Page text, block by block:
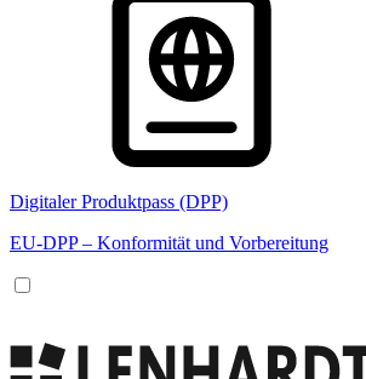
Digitaler Produktpass (DPP)
EU-DPP – Konformität und Vorbereitung